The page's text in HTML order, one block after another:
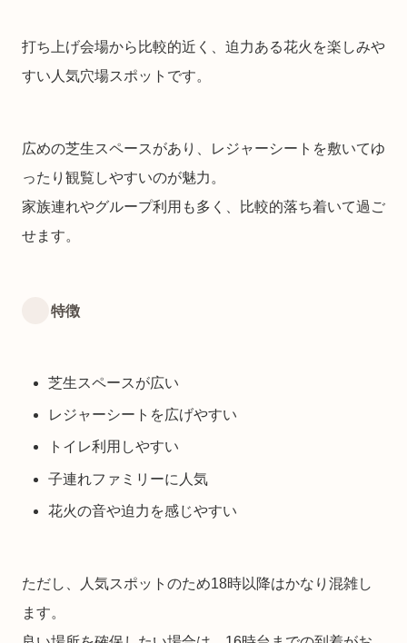
打ち上げ会場から比較的近く、迫力ある花火を楽しみや
すい人気穴場スポットです。
広めの芝生スペースがあり、レジャーシートを敷いてゆ
ったり観覧しやすいのが魅力。
家族連れやグループ利用も多く、比較的落ち着いて過ご
せます。
特徴
芝生スペースが広い
レジャーシートを広げやすい
トイレ利用しやすい
子連れファミリーに人気
花火の音や迫力を感じやすい
ただし、人気スポットのため18時以降はかなり混雑し
ます。